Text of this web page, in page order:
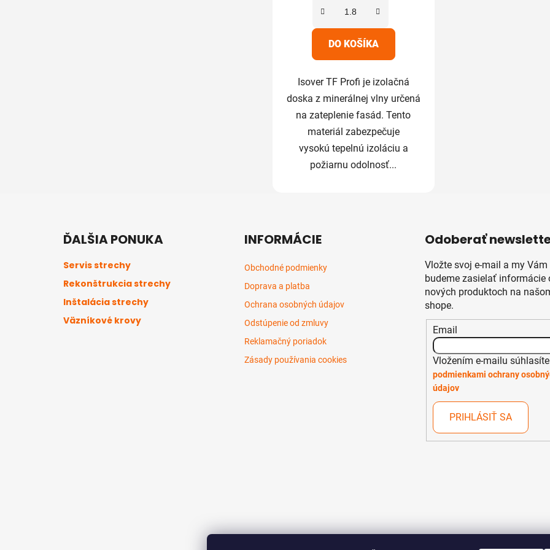
DO KOŠÍKA
Isover TF Profi je izolačná
doska z minerálnej vlny určená
na zateplenie fasád. Tento
materiál zabezpečuje
vysokú tepelnú izoláciu a
požiarnu odolnosť...
ĎALŠIA PONUKA
Servis strechy
Rekonštrukcia strechy
Inštalácia strechy
Väzníkové krovy
INFORMÁCIE
Obchodné podmienky
Doprava a platba
Ochrana osobných údajov
Odstúpenie od zmluvy
Reklamačný poriadok
Zásady používania cookies
Odoberať
Vložte svoj e-mail a my Vám
budeme zasielať informácie
nových produktoch na
shope.
Email
Vložením e-mailu
podmienkami ochrany
údajov
PRIHLÁSIŤ SA